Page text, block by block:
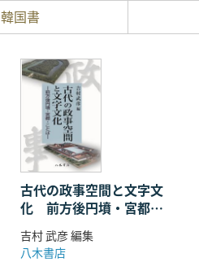
韓国書
古代の政事空間と文字文
化 前方後円墳・宮都・
ことば
吉村 武彦 編集
八木書店